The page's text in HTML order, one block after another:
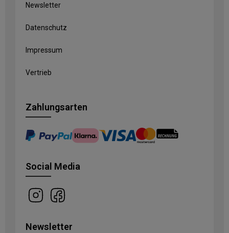
Newsletter
Datenschutz
Impressum
Vertrieb
Zahlungsarten
Social Media
Newsletter